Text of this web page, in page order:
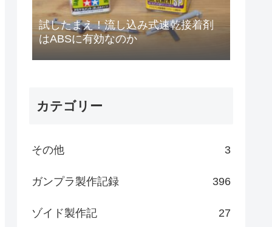
試したまえ！流し込み式速乾接着剤
はABSに有効なのか
カテゴリー
その他 3
ガンプラ製作記録 396
ゾイド製作記 27